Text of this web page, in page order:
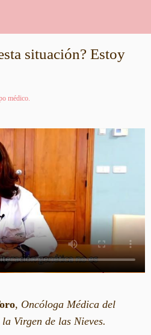
situación? Estoy
médico.
, Oncóloga Médica del
Virgen de las Nieves.